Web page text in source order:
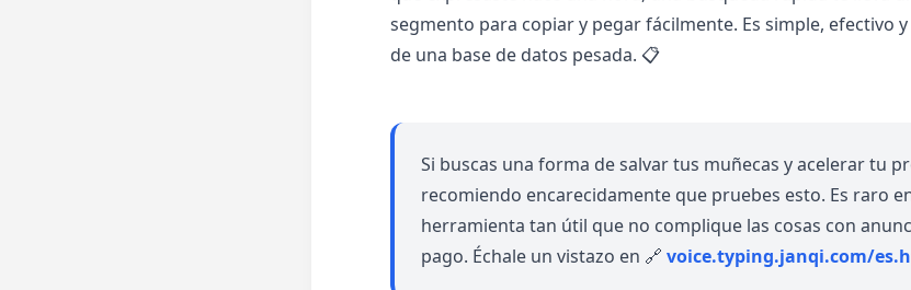
segmento para copiar y pegar fácilmente. Es simple, efectivo
de una base de datos pesada. 📋
Si buscas una forma de salvar tus muñecas y acelerar tu
recomiendo encarecidamente que pruebes esto. Es raro
herramienta tan útil que no complique las cosas con
pago. Échale un vistazo en 🔗 voice.typing.janqi.com/